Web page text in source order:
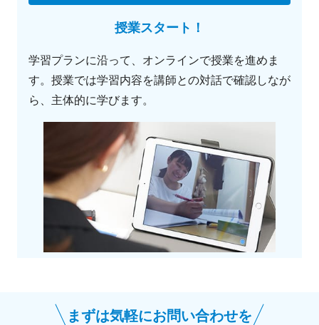
授業スタート！
学習プランに沿って、オンラインで授業を進めま
す。授業では学習内容を講師との対話で確認しなが
ら、主体的に学びます。
まずは気軽にお問い合わせを